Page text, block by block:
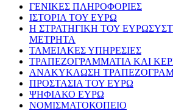
ΓΕΝΙΚΕΣ ΠΛΗΡΟΦΟΡΙΕΣ
ΙΣΤΟΡΙΑ ΤΟΥ ΕΥΡΩ
Η ΣΤΡΑΤΗΓΙΚΗ ΤΟΥ
ΜΕΤΡΗΤΑ
ΤΑΜΕΙΑΚΕΣ ΥΠΗΡΕΣΙΕΣ
ΤΡΑΠΕΖΟΓΡΑΜΜΑΤΙΑ ΚΑΙ
ΑΝΑΚΥΚΛΩΣΗ
ΠΡΟΣΤΑΣΙΑ ΤΟΥ ΕΥΡΩ
ΨΗΦΙΑΚΟ ΕΥΡΩ
ΝΟΜΙΣΜΑΤΟΚΟΠΕΙΟ